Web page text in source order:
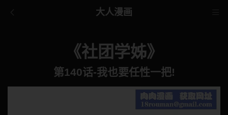
大人漫画
《社团学姊》
第140话-我也要任性一把!